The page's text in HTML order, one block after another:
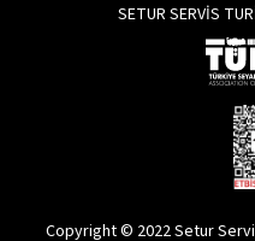
SETUR SERVİS
Copyright © 2022 Setur